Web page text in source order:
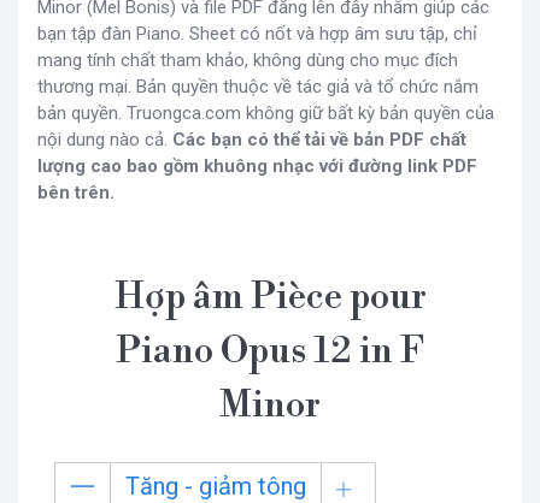
Minor (Mel Bonis) và file PDF đăng lên đây nhằm giúp các
bạn tập đàn Piano. Sheet có nốt và hợp âm sưu tập, chỉ
mang tính chất tham khảo, không dùng cho mục đích
thương mại. Bản quyền thuộc về tác giả và tổ chức nắm
bản quyền. Truongca.com không giữ bất kỳ bản quyền của
nội dung nào cả. Các bạn có thể tải về bản PDF chất
lượng cao bao gồm khuông nhạc với đường link PDF
bên trên.
Hợp âm Pièce pour
Piano Opus 12 in F
Minor
Tăng - giảm tông